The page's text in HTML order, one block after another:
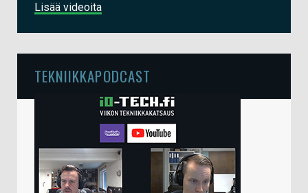
Lisää videoita
TEKNIIKKAPODCAST